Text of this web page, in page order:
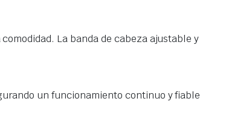
La banda de cabeza ajustable y
un funcionamiento continuo y fiable